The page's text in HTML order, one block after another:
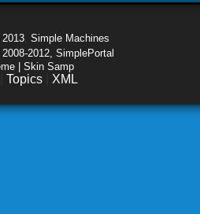
Simple Machines
2012, SimplePortal
| Skin Samp
Topics XML